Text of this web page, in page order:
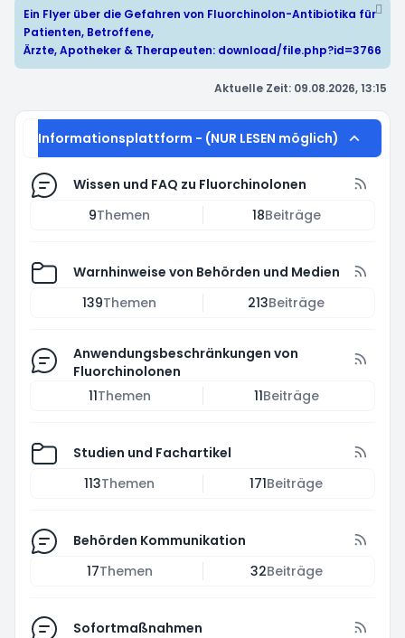
Ein Flyer über die Gefahren von Fluorchinolon-Antibiotika für
Patienten, Betroffene,
Ärzte, Apotheker & Therapeuten: download/file.php?id=3766
Aktuelle Zeit: 09.08.2026, 13:15
Informationsplattform - (NUR LESEN möglich)
Wissen und FAQ zu Fluorchinolonen
9Themen 18Beiträge
Warnhinweise von Behörden und Medien
139Themen 213Beiträge
Anwendungsbeschränkungen von
Fluorchinolonen
11Themen 11Beiträge
Studien und Fachartikel
113Themen 171Beiträge
Behörden Kommunikation
17Themen 32Beiträge
Sofortmaßnahmen